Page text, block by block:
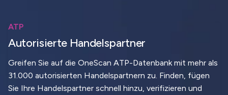
ATP
Autorisierte Handelspartner
Greifen Sie auf die OneScan ATP-Datenbank mit mehr als
31.000 autorisierten Handelspartnern zu. Finden, fügen
Sie Ihre Handelspartner schnell hinzu, verifizieren und